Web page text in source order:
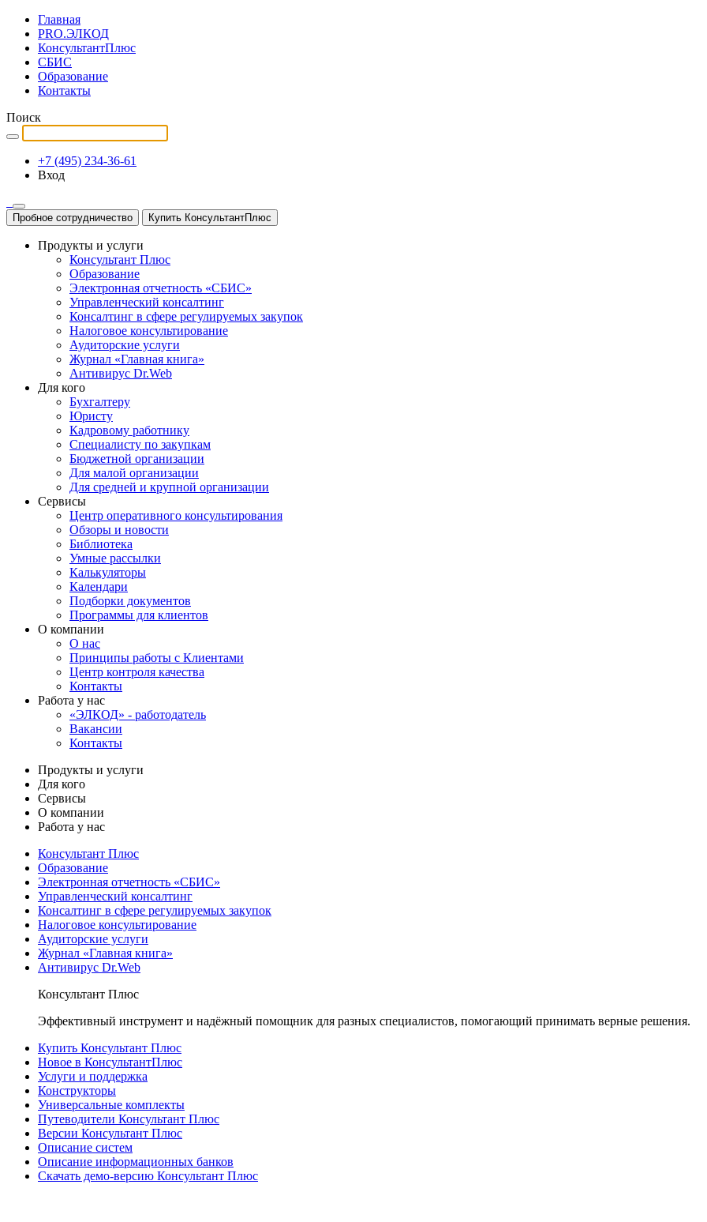
Главная
PRO.ЭЛКОД
КонсультантПлюс
СБИС
Образование
Контакты
Поиск
+7 (495) 234-36-61
Вход
Пробное сотрудничество Купить КонсультантПлюс
Продукты и услуги
Консультант Плюс
Образование
Электронная отчетность «СБИС»
Управленческий консалтинг
Консалтинг в сфере регулируемых закупок
Налоговое консультирование
Аудиторские услуги
Журнал «Главная книга»
Антивирус Dr.Web
Для кого
Бухгалтеру
Юристу
Кадровому работнику
Специалисту по закупкам
Бюджетной организации
Для малой организации
Для средней и крупной организации
Сервисы
Центр оперативного консультирования
Обзоры и новости
Библиотека
Умные рассылки
Калькуляторы
Календари
Подборки документов
Программы для клиентов
О компании
О нас
Принципы работы с Клиентами
Центр контроля качества
Контакты
Работа у нас
«ЭЛКОД» - работодатель
Вакансии
Контакты
Продукты и услуги
Для кого
Сервисы
О компании
Работа у нас
Консультант Плюс
Образование
Электронная отчетность «СБИС»
Управленческий консалтинг
Консалтинг в сфере регулируемых закупок
Налоговое консультирование
Аудиторские услуги
Журнал «Главная книга»
Антивирус Dr.Web
Консультант Плюс
Эффективный инструмент и надёжный помощник для разных специалистов, помогающий принимать верные решения.
Купить Консультант Плюс
Новое в КонсультантПлюс
Услуги и поддержка
Конструкторы
Универсальные комплекты
Путеводители Консультант Плюс
Версии Консультант Плюс
Описание систем
Описание информационных банков
Скачать демо-версию Консультант Плюс